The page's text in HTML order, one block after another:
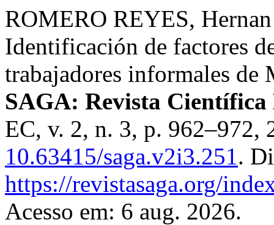
ROMERO REYES,
Identificación de factores
trabajadores informales de
SAGA: Revista
EC, v. 2, n. 3, p. 962–972,
10.63415/saga.v2i3.251.
https://revistasaga.org/
Acesso em: 6 aug. 2026.